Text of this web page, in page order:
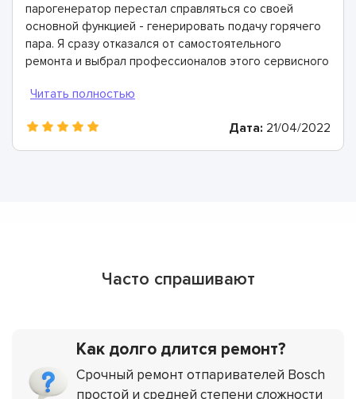
парогенератор перестал справляться со своей
основной функцией - генерировать подачу горячего
пара. Я сразу отказался от самостоятельного
ремонта и выбрал профессионалов этого сервисного
Мастера здесь - лучшие! Провели диагностику, всё
гарантию.
Дата: 21/04/2022
Часто спрашивают
Как долго длится ремонт?
Срочный ремонт отпаривателей Bosch
простой и средней степени сложности